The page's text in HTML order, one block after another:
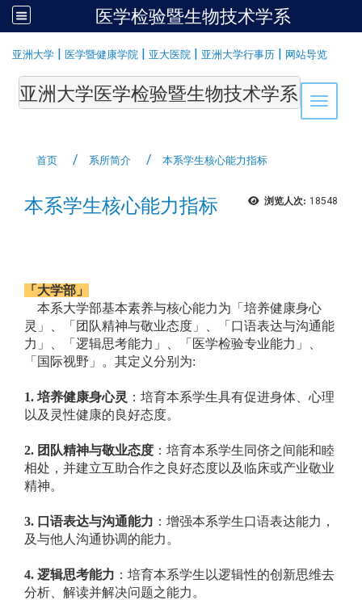
医学检验暨生物技术学系
亚洲大学 | 医学暨健康学院 | 亚大医院 | 亚洲大学行事历 | 网站导览
Toggle
亚洲大学医学检验暨生物技术学系
首页 系所简介 本系学生核心能力指标
浏览人次: 18548
本系学生核心能力指标
「大学部」
本系大学部基本素养与核心能力为「培养健康身心
灵」、「团队精神与敬业态度」、「口语表达与沟通能
力」、「逻辑思考能力」、「医学检验专业能力」、
「国际视野」。其定义分别为:
1. 培养健康身心灵 ：培育本系学生具有促进身体、心理
以及灵性健康的良好态度。
2. 团队精神与敬业态度 ：培育本系学生同侪之间能和睦
相处，并建立互助合作之良好态度以及临床或产业敬业
精神。
3. 口语表达与沟通能力 ：增强本系学生口语表达能力，
及与他人沟通协调的能力。
4. 逻辑思考能力 ：培育本系学生以逻辑性的创新思维去
分析、解读并解决问题之能力。